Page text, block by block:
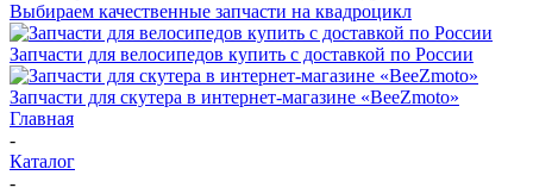
Выбираем качественные запчасти на квадроцикл
Запчасти для велосипедов купить с доставкой по России
Запчасти для скутера в интернет-магазине «BeeZmoto»
Главная
-
Каталог
-